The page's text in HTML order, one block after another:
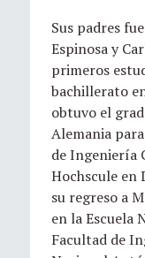
Sus padres
Espinosa y
primeros
bachillerato
obtuvo el
Alemania
de Ingeniería
Hochscule en
su regreso a
en la Escuela
Facultad de